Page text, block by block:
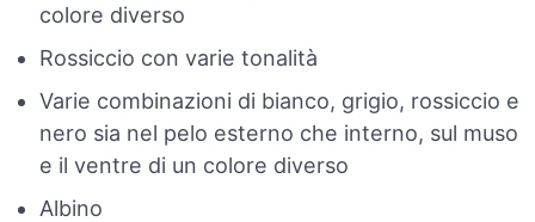
colore diverso
Rossiccio con varie tonalità
Varie combinazioni di bianco, grigio, rossiccio e
nero sia nel pelo esterno che interno, sul muso
e il ventre di un colore diverso
Albino